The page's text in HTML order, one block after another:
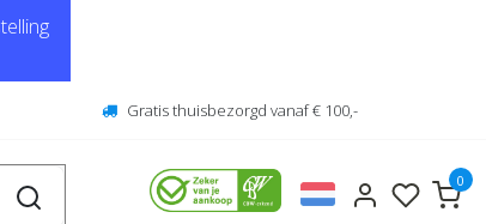
Gratis thuisbezorgd vanaf € 100,-
0